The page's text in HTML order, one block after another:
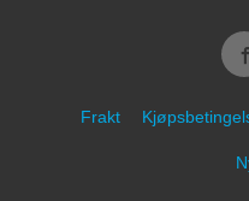
Frakt